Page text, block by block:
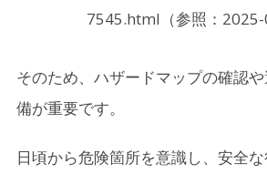
7545.html（参照：2025-
そのため、ハザードマップの確認
備が重要です。
日頃から危険箇所を意識し、安全